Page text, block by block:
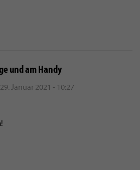
und am Handy
29. Januar 2021 - 10:27